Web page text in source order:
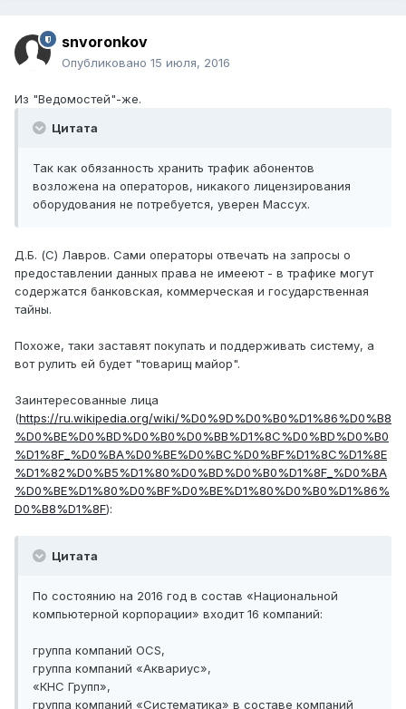
snvoronkov
Опубликовано 15 июля, 2016
Из "Ведомостей"-же.
Цитата
Так как обязанность хранить трафик абонентов
возложена на операторов, никакого лицензирования
оборудования не потребуется, уверен Массух.
Д.Б. (С) Лавров. Сами операторы отвечать на запросы о
предоставлении данных права не имееют - в трафике могут
содержатся банковская, коммерческая и государственная
тайны.
Похоже, таки заставят покупать и поддерживать систему, а
вот рулить ей будет "товарищ майор".
Заинтересованные лица
(https://ru.wikipedia.org/wiki/%D0%9D%D0%B0%D1%86%D0%B8
%D0%BE%D0%BD%D0%B0%D0%BB%D1%8C%D0%BD%D0%B0
%D1%8F_%D0%BA%D0%BE%D0%BC%D0%BF%D1%8C%D1%8E
%D1%82%D0%B5%D1%80%D0%BD%D0%B0%D1%8F_%D0%BA
%D0%BE%D1%80%D0%BF%D0%BE%D1%80%D0%B0%D1%86%
D0%B8%D1%8F):
Цитата
По состоянию на 2016 год в состав «Национальной
компьютерной корпорации» входит 16 компаний:
группа компаний OCS,
группа компаний «Аквариус»,
«КНС Групп»,
группа компаний «Систематика» в составе компаний